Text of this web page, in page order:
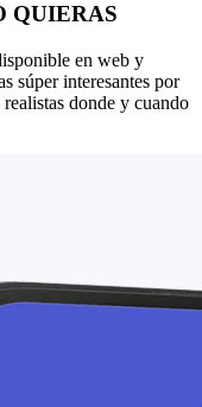
QUIERAS
en web y
súper interesantes por
donde y cuando